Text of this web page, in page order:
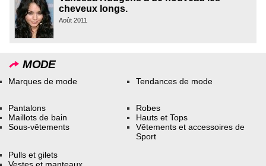
cheveux longs.
Août 2011
MODE
Marques de mode Tendances de mode
Pantalons
Maillots de bain
Sous-vêtements
Robes
Hauts et Tops
Vêtements et accessoires de
Sport
Pulls et gilets
Vestes et manteaux